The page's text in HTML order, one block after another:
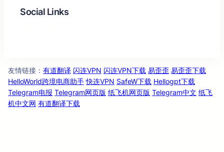
Social Links
友情链接 ： 有道翻译 闪连VPN 闪连VPN下载 易歪歪 易歪歪下载
HelloWorld跨境电商助手 快连VPN SafeW下载 Hellogpt下载
Telegram电报 Telegram网页版 纸飞机网页版 Telegram中文 纸飞
机中文网 有道翻译下载